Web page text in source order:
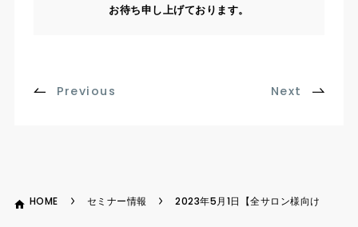
お待ち申し上げております。
Previous Next
HOME セミナー情報 2023年5月1日【全サロン様向け